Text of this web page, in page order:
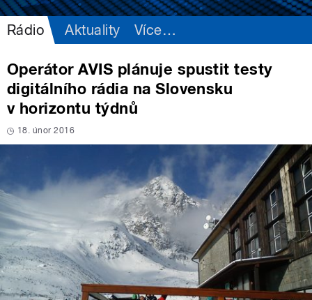
Rádio Aktuality Více…
Operátor AVIS plánuje spustit testy
digitálního rádia na Slovensku
v horizontu týdnů
18. únor 2016